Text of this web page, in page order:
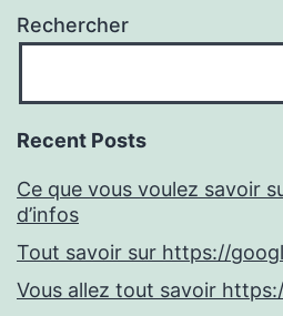
Rechercher
Recent Posts
Ce que vous voulez savoir
d’infos
Tout savoir sur https://
Vous allez tout savoir